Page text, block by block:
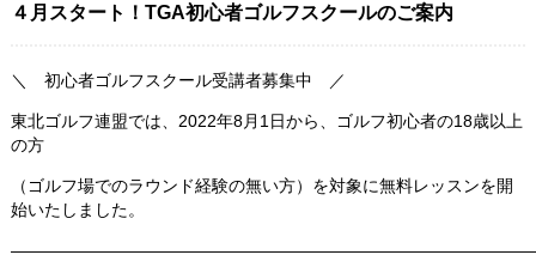
４月スタート！TGA初心者ゴルフスクールのご案内
＼ 初心者ゴルフスクール受講者募集中 ／
東北ゴルフ連盟では、2022年8月1日から、ゴルフ初心者の18歳以上
の方
（ゴルフ場でのラウンド経験の無い方）を対象に無料レッスンを開
始いたしました。